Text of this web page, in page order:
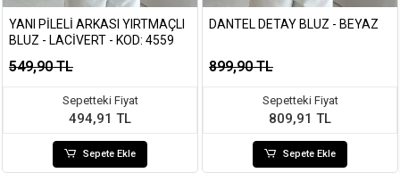
YANI PILELI ARKASI YIRTMAÇLI
BLUZ - LACIVERT - KOD: 4559
549,90 TL
Sepetteki Fiyat
494,91 TL
Sepete Ekle
DANTEL DETAY BLUZ - BEYAZ
899,90 TL
Sepetteki Fiyat
809,91 TL
Sepete Ekle